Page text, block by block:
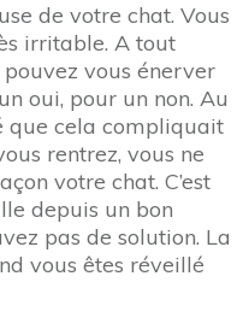
de votre chat. Vous
irritable. A tout
vous énerver
oui, pour un non. Au
que cela compliquait
rentrez, vous ne
votre chat. C’est
depuis un bon
pas de solution. La
vous êtes réveillé